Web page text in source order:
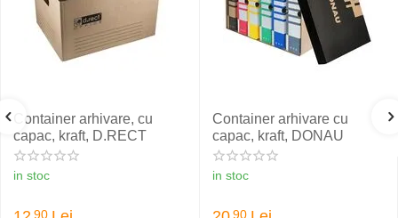
Container arhivare, cu
capac, kraft, D.RECT
in stoc
90
Container arhivare cu
capac, kraft, DONAU
in stoc
90